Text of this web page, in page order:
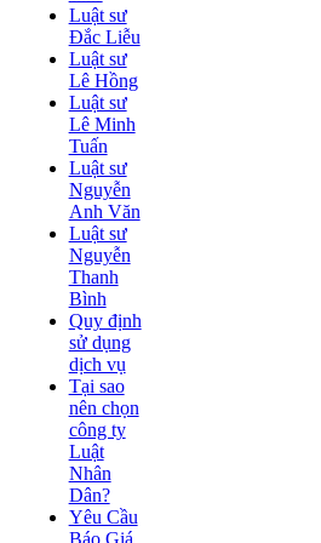
Luật sư
Đắc Liễu
Luật sư
Lê Hồng
Luật sư
Lê Minh
Tuấn
Luật sư
Nguyễn
Anh Văn
Luật sư
Nguyễn
Thanh
Bình
Quy định
sử dụng
dịch vụ
Tại sao
nên chọn
công ty
Luật
Nhân
Dân?
Yêu Cầu
Báo Giá